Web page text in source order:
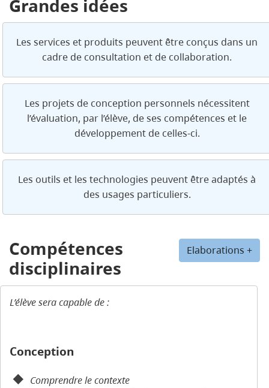
Grandes idées
Les services et produits peuvent être conçus dans un
cadre de consultation et de collaboration.
Les projets de conception personnels nécessitent
l’évaluation, par l’élève, de ses compétences et le
développement de celles-ci.
Les outils et les technologies peuvent être adaptés à
des usages particuliers.
Elaborations +
Compétences
disciplinaires
L’élève sera capable de :
Conception
Comprendre le contexte